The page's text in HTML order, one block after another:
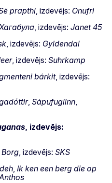
prapthi, izdevējs: Onufri
, izdevējs: Janet 45
, izdevējs: Gyldendal
, izdevējs: Suhrkamp
bárkit, izdevējs:
, Sápufuglinn,
, izdevējs:
Borg, izdevējs: SKS
, Ik ken een berg die op